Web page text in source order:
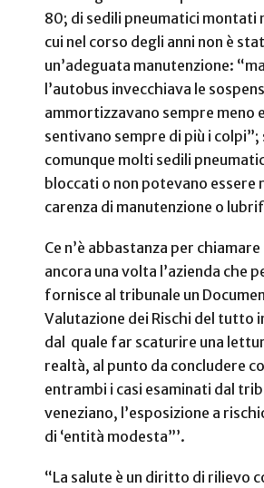
80; di sedili pneumatici montati
cui nel corso degli anni non è
un’adeguata manutenzione:
l’autobus invecchiava le
ammortizzavano sempre meno
sentivano sempre di più i
comunque molti sedili
bloccati o non potevano essere
carenza di manutenzione o
Ce n’è abbastanza per chiamare
ancora una volta l’azienda che
fornisce al tribunale un
Valutazione dei Rischi del tutto
dal quale far scaturire una
realtà, al punto da concludere
entrambi i casi esaminati dal
veneziano, l’esposizione a
di ‘entità modesta”’.
“La salute è un diritto di rilievo